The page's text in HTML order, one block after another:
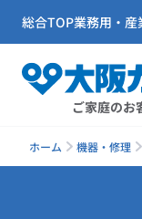
ご家庭のお
総合TOP業務用・産
ホーム 機器・修理